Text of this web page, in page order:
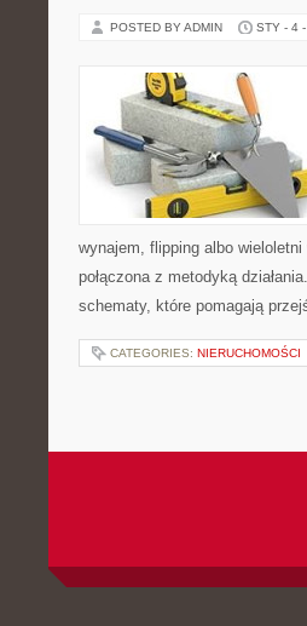
POSTED BY ADMIN STY - 4
wynajem, flipping albo
połączona z metodyką
schematy, które pomagają
CATEGORIES: NIERUCHOMOŚCI